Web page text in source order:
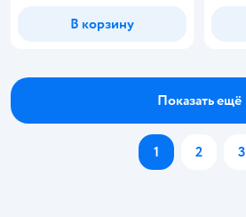
В корзину
Показать ещё
1 2 3